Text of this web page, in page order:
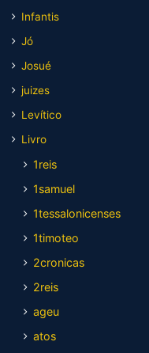
Infantis
Jó
Josué
juizes
Levítico
Livro
1reis
1samuel
1tessalonicenses
1timoteo
2cronicas
2reis
ageu
atos